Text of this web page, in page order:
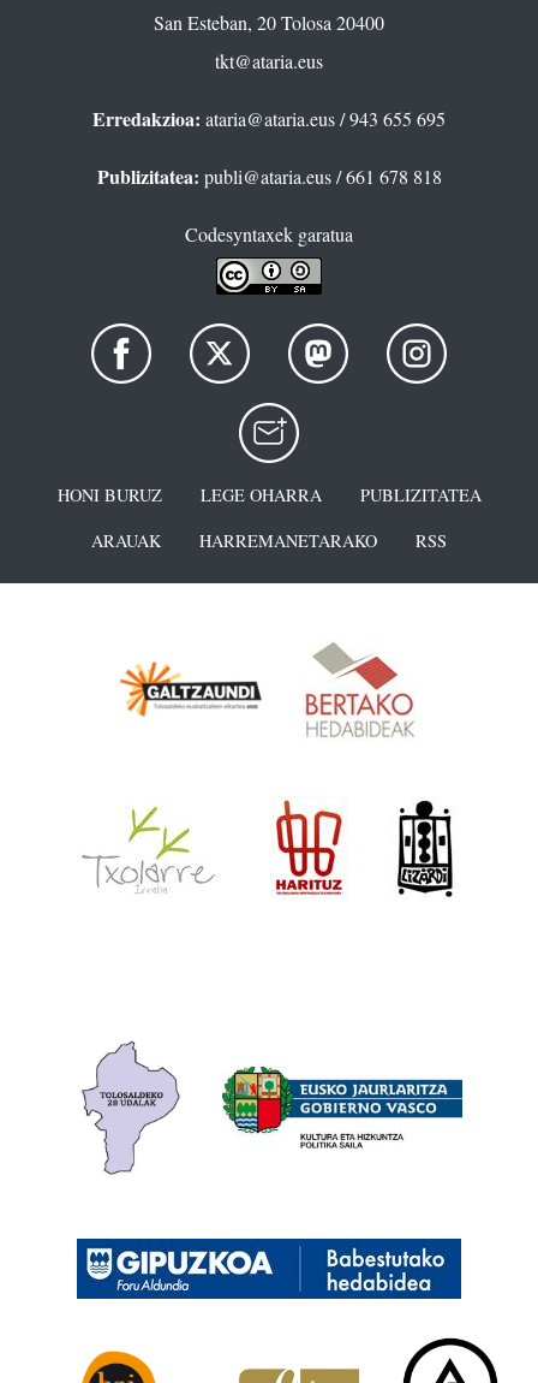
San Esteban, 20 Tolosa 20400
tkt@ataria.eus
Erredakzioa: ataria@ataria.eus/ 943 655 695
Publizitatea: publi@ataria.eus/ 661 678 818
Codesyntaxek garatua
HONI BURUZ LEGE OHARRA
PUBLIZITATEA
ARAUAK
HARREMANETARAKO RSS